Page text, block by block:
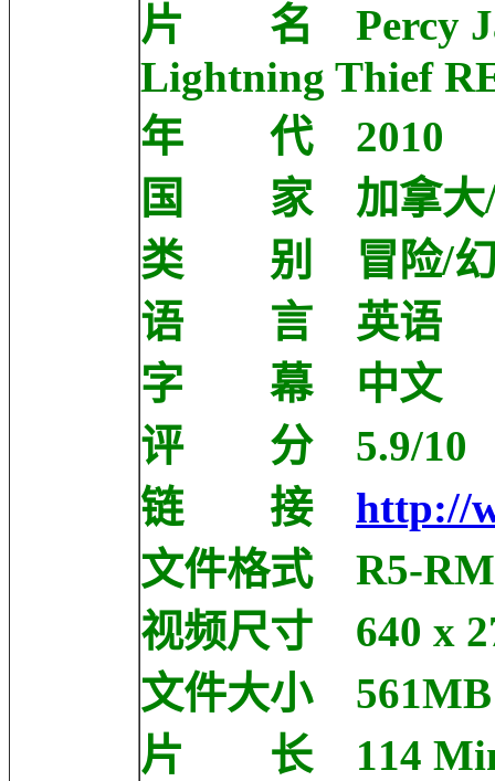
片 名 Percy
Lightning Thief
年 代 2010
国 家 加拿大/
类 别 冒险/幻
语 言 英语
字 幕 中文
评 分 5.9/10
链 接 http://
文件格式 R5-
视频尺寸 640 x
文件大小 561MB
片 长 114